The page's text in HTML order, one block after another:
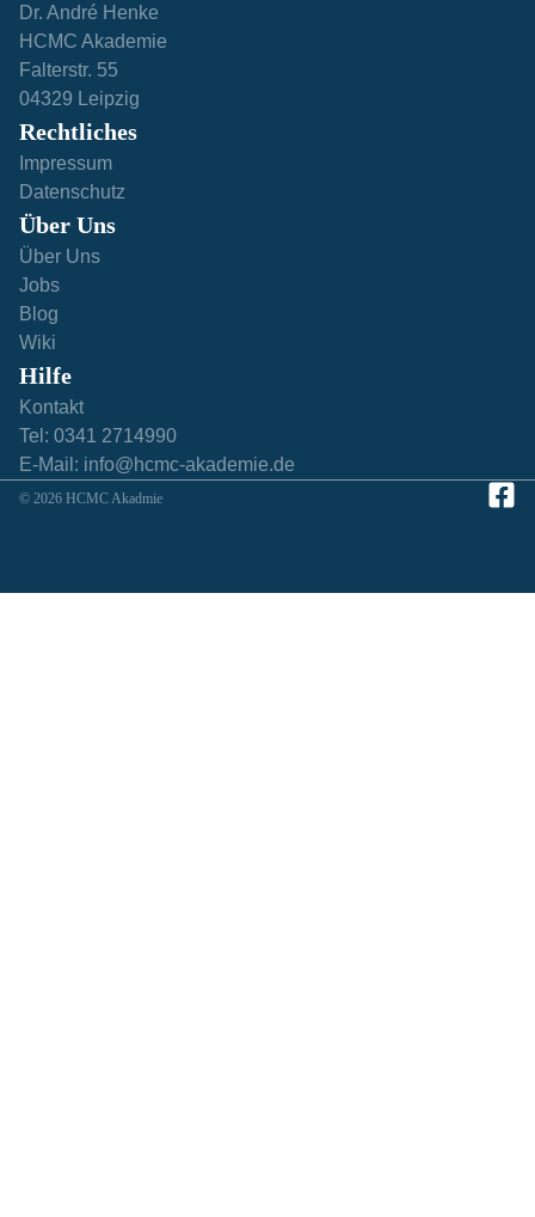
Dr. André Henke
HCMC Akademie
Falterstr. 55
04329 Leipzig
Rechtliches
Impressum
Datenschutz
Über Uns
Über Uns
Jobs
Blog
Wiki
Hilfe​
Kontakt
Tel: 0341 2714990
E-Mail: info@hcmc-akademie.de
© 2026 HCMC Akadmie